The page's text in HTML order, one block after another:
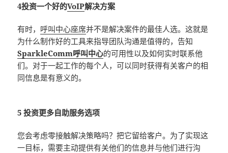
4投资一个好的VoIP解决方案
有时， 呼叫中心座席并不是解决案件的最佳人选。这就是
为什么制作好的工具来指导团队沟通是值得的，告知
SparkleComm呼叫中心的可用性以及如何实时联系他
们。对于一起工作的每个人，可以同时获得有关客户的相
同信息是有意义的。
5 投资更多自助服务选项
您会考虑零接触解决策略吗？把它留给客户。为了实现这
一目标，需要主动提供有关他们的信息并与他们进行沟